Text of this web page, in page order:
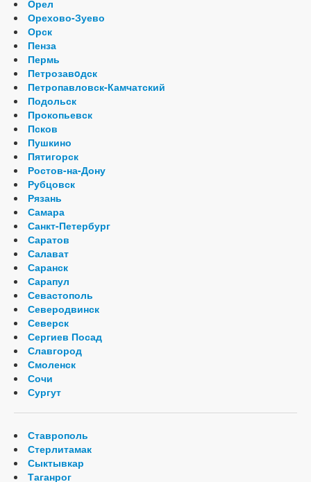
Орел
Орехово-Зуево
Орск
Пенза
Пермь
Петрозавoдск
Петропавловск-Камчатский
Подольск
Прокопьевск
Псков
Пушкино
Пятигорск
Ростов-на-Дону
Рубцовск
Рязань
Самара
Санкт-Петербург
Саратов
Салават
Саранск
Сарапул
Севастополь
Северодвинск
Северск
Сергиев Посад
Славгород
Смоленск
Сочи
Сургут
Ставрополь
Стерлитамак
Сыктывкар
Таганрог